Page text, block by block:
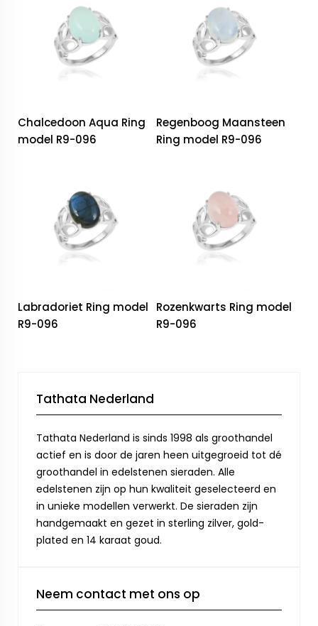
Chalcedoon Aqua Ring
model R9-096
Regenboog Maansteen
Ring model R9-096
Labradoriet Ring model
R9-096
Rozenkwarts Ring model
R9-096
Tathata Nederland
Tathata Nederland is sinds 1998 als groothandel
actief en is door de jaren heen uitgegroeid tot dé
groothandel in edelstenen sieraden. Alle
edelstenen zijn op hun kwaliteit geselecteerd en
in unieke modellen verwerkt. De sieraden zijn
handgemaakt en gezet in sterling zilver, gold-
plated en 14 karaat goud.
Neem contact met ons op